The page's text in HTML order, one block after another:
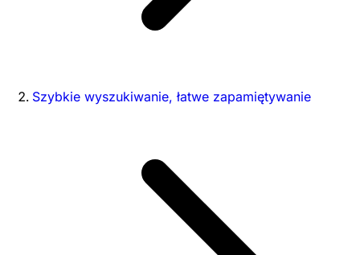
Szybkie wyszukiwanie, łatwe zapamiętywanie